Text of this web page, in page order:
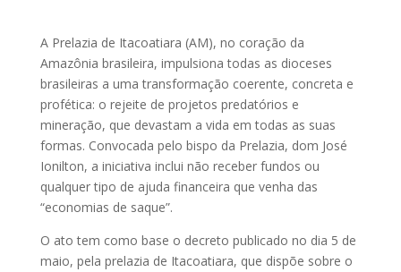
A Prelazia de Itacoatiara (AM), no coração da
Amazônia brasileira, impulsiona todas as dioceses
brasileiras a uma transformação coerente, concreta e
profética: o rejeite de projetos predatórios e
mineração, que devastam a vida em todas as suas
formas. Convocada pelo bispo da Prelazia, dom José
Ionilton, a iniciativa inclui não receber fundos ou
qualquer tipo de ajuda financeira que venha das
“economias de saque”.
O ato tem como base o decreto publicado no dia 5 de
maio, pela prelazia de Itacoatiara, que dispõe sobre o